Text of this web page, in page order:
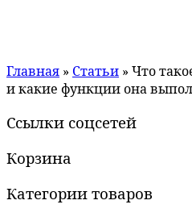
Главная » Статьи » Что
и какие функции она
Ссылки соцсетей
Корзина
Категории товаров